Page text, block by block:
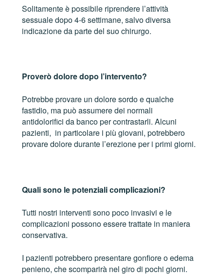
Solitamente è possibile riprendere l’attività
sessuale dopo 4-6 settimane, salvo diversa
indicazione da parte del suo chirurgo.
Proverò dolore dopo l’intervento?
Potrebbe provare un dolore sordo e qualche
fastidio, ma può assumere dei normali
antidolorifici da banco per contrastarli. Alcuni
pazienti, in particolare i più giovani, potrebbero
provare dolore durante l’erezione per i primi giorni.
Quali sono le potenziali complicazioni?
Tutti nostri interventi sono poco invasivi e le
complicazioni possono essere trattate in maniera
conservativa.
I pazienti potrebbero presentare gonfiore o edema
penieno, che scomparirà nel giro di pochi giorni.